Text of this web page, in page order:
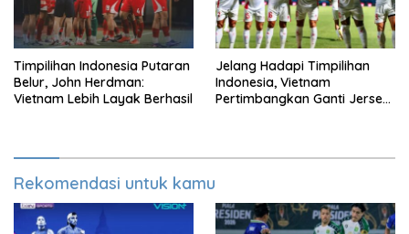
Timpilihan Indonesia Putaran
Belur, John Herdman:
Vietnam Lebih Layak Berhasil
Jelang Hadapi Timpilihan
Indonesia, Vietnam
Pertimbangkan Ganti Jersey
Rekomendasi untuk kamu